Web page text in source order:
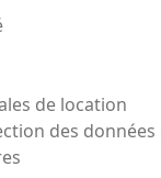
de location
des données